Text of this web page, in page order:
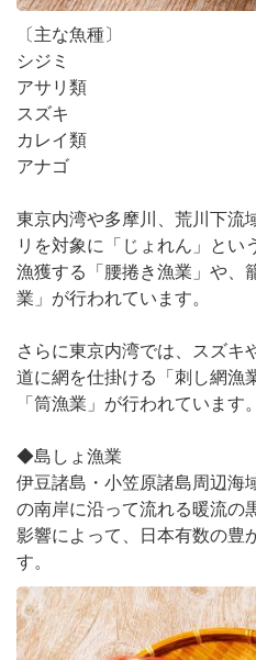
〔主な魚種〕
シジミ
アサリ類
スズキ
カレイ類
アナゴ
東京内湾や多摩川、荒川下流
リを対象に「じょれん」とい
漁獲する「腰捲き漁業」や、
業」が行われています。
さらに東京内湾では、スズキ
道に網を仕掛ける「刺し網漁
「筒漁業」が行われています。
◆島しょ漁業
伊豆諸島・小笠原諸島周辺海
の南岸に沿って流れる暖流の
影響によって、日本有数の豊
す。